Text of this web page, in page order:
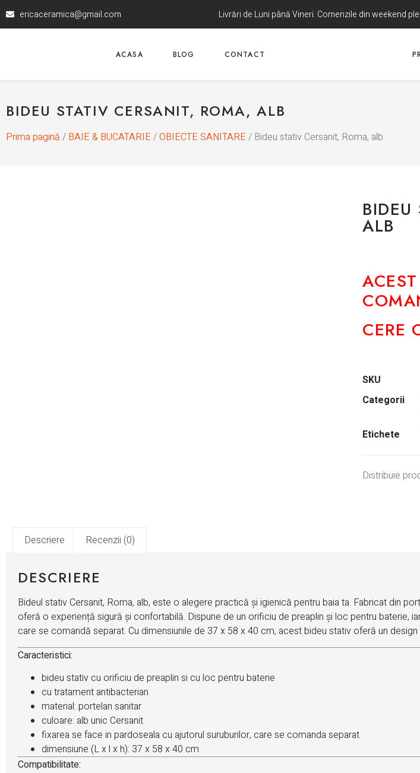
ericaceramica@gmail.com Livrări de Luni până Vineri. Comenzile din weekend
ACASA BLOG CONTACT
BIDEU STATIV CERSANIT, ROMA, ALB
Prima pagină / BAIE & BUCATARIE /OBIECTE SANITARE / Bideu stativ Cersanit, Roma, alb
ALB
CERE
SKU
Categorii
Etichete
Distribuie
Descriere Recenzii (0)
DESCRIERE
Bideul stativ Cersanit, Roma, alb, este o alegere practică și igienică pentru baia ta. Fabricat din
oferă o experiență sigură și confortabilă. Dispune de un orificiu de preaplin și loc pentru baterie,
care se comandă separat. Cu dimensiunile de 37 x 58 x 40 cm, acest bideu stativ oferă un
Caracteristici:
bideu stativ cu orificiu de preaplin si cu loc pentru baterie
cu tratament antibacterian
material: portelan sanitar
culoare: alb unic Cersanit
fixarea se face in pardoseala cu ajutorul suruburilor, care se comanda separat
dimensiune (L x l x h): 37 x 58 x 40 cm
Compatibilitate:​